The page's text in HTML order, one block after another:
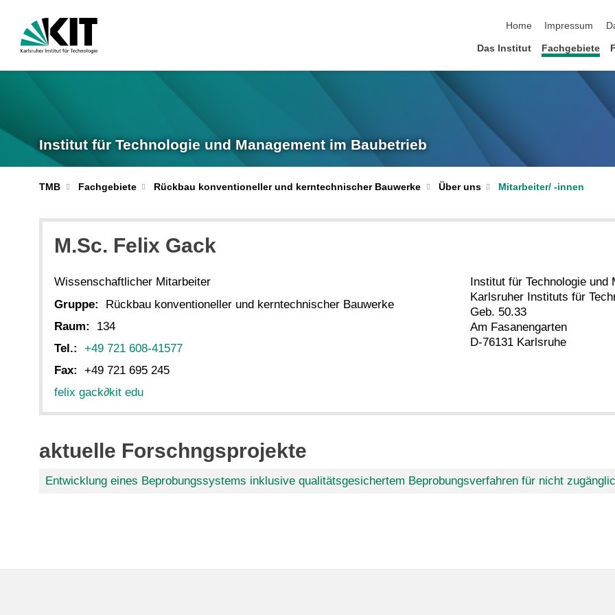
Home
Impressum
Das Institut Fachgebiete
Institut für Technologie und Management im Baubetrieb
TMB Fachgebiete Rückbau konventioneller und kerntechnischer Bauwerke Über uns Mitarbeiter/ -innen
M.Sc. Felix Gack
Wissenschaftlicher Mitarbeiter
Gruppe:
Rückbau konventioneller und kerntechnischer Bauwerke
Raum:
134
Tel.:
+49 721 608-41577
Fax:
+49 721 695 245
felix gack∂kit edu
Institut für Technologie
Karlsruher Instituts für
Geb. 50.33
Am Fasanengarten
D-76131 Karlsruhe
aktuelle Forschngsprojekte
Entwicklung eines Beprobungssystems inklusive qualitätsgesichertem Beprobungsverfahren für nicht